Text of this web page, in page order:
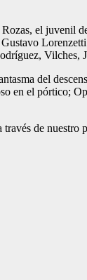
el
del
en el pórtico;
de